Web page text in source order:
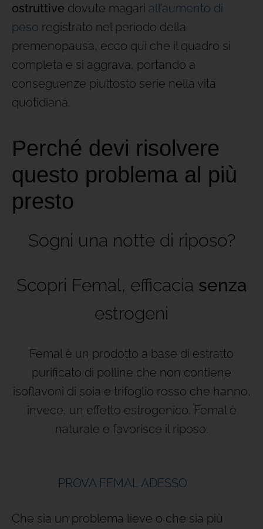
ostruttive dovute magari all’aumento di
peso registrato nel periodo della
premenopausa, ecco qui che il quadro si
completa e si aggrava, portando a
conseguenze piuttosto serie nella vita
quotidiana.
Perché devi risolvere
questo problema al più
presto
Sogni una notte di riposo?
Scopri Femal, efficacia senza
estrogeni
Femal è un prodotto a base di estratto
purificato di polline che non contiene
isoflavoni di soia e trifoglio rosso che hanno,
invece, un effetto estrogenico. Femal è
naturale e favorisce il riposo.
PROVA FEMAL ADESSO
Che sia un problema lieve o che sia più